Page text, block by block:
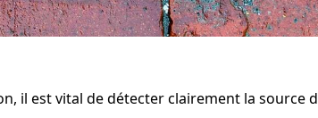
il est vital de détecter clairement la source